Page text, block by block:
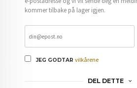
kommer tilbake på lager igjen.
JEG GODTAR vilkårene
DEL DETTE